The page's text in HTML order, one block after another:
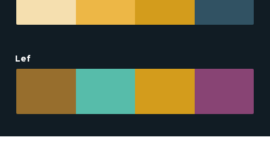
Lef